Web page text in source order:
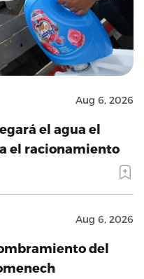
Aug 6, 2026
el agua el
el racionamiento
Aug 6, 2026
del